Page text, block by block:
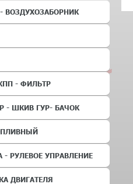
ВОЗДУХОЗАБОРНИК
- ФИЛЬТР
- ШКИВ ГУР- БАЧОК
- РУЛЕВОЕ УПРАВЛЕНИЕ
ДВИГАТЕЛЯ